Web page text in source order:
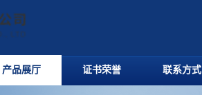
产品展厅 证书荣誉 联系方式